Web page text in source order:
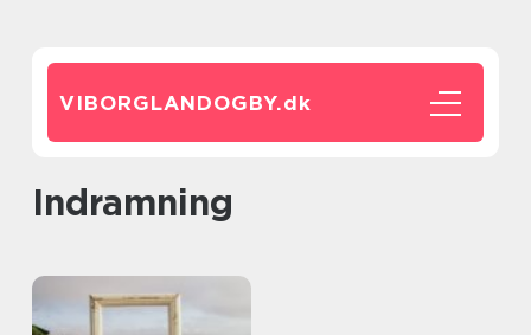
VIBORGLANDOGBY.dk
indramning